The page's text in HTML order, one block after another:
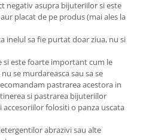
negativ asupra bijuteriilor si este
placat de pe produs (mai ales la
inelul sa fie purtat doar ziua, nu si
si este foarte important cum le
se murdareasca sau sa se
pastrarea acestora in
si pastrarea bijuteriilor
folositi o panza uscata
abrazivi sau alte